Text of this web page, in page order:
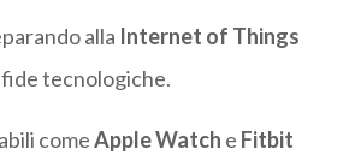
alla Internet of Things
tecnologiche.
comeApple Watch e Fitbit